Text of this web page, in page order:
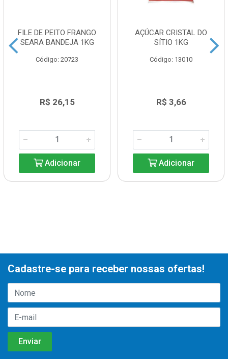
FILE DE PEITO FRANGO
SEARA BANDEJA 1KG
Código: 20723
R$ 26,15
Adicionar
AÇÚCAR CRISTAL DO
SÍTIO 1KG
Código: 13010
R$ 3,66
Adicionar
Cadastre-se para receber nossas ofertas!